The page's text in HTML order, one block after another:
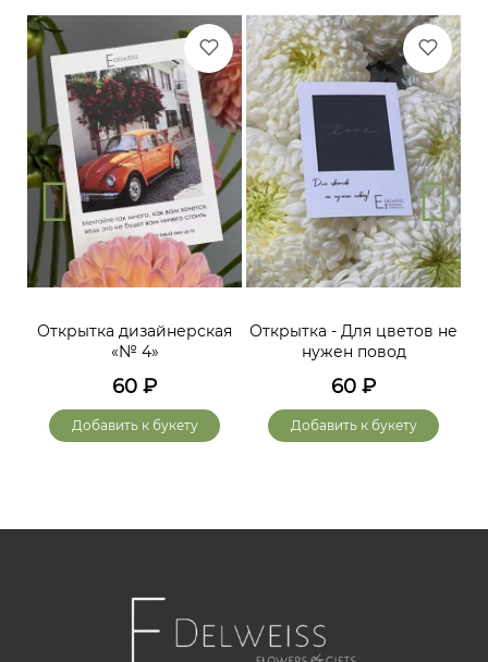
Открытка дизайнерская
«№ 4»
60 ₽
Добавить к букету
Открытка - Для цветов не
нужен повод
60 ₽
Добавить к букету